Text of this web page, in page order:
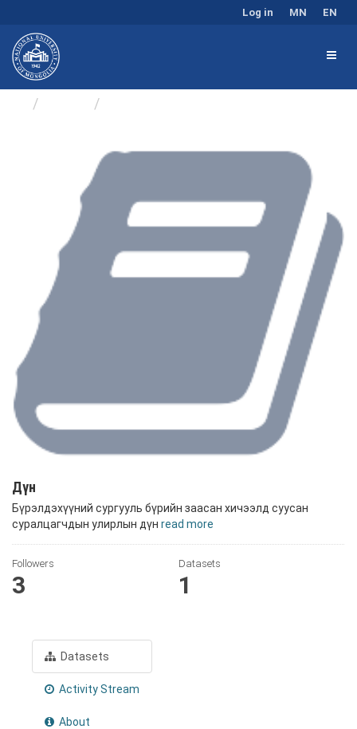
Log in MN EN
Дүн
Бүрэлдэхүүний сургууль бүрийн заасан хичээлд суусан
суралцагчдын улирлын дүн read more
Followers
3
Datasets
1
Datasets
Activity Stream
About